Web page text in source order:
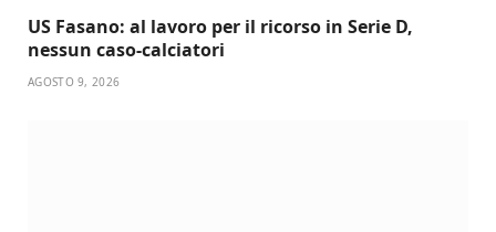
US Fasano: al lavoro per il ricorso in Serie D,
nessun caso-calciatori
AGOSTO 9, 2026